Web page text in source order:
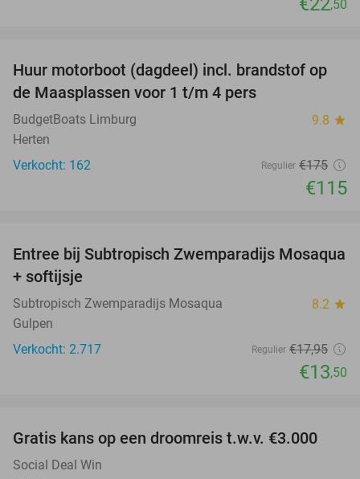
,50
34%
Huur motorboot (dagdeel) incl. brandstof op
de Maasplassen voor 1 t/m 4 pers
BudgetBoats Limburg 9.8 star
Herten
Verkocht: 162
Regulier €175
€115
25%
Entree bij Subtropisch Zwemparadijs Mosaqua
+ softijsje
Subtropisch Zwemparadijs Mosaqua 8.2 star
Gulpen
Verkocht: 2.717
Regulier €17,95
€13,50
Gratis kans op een droomreis t.w.v. €3.000
Social Deal Win